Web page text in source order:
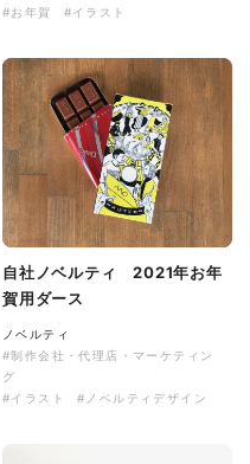
#お年賀
#イラスト
自社ノベルティ 2021年お年
賀用ダース
ノベルティ
#制作会社・代理店・マーケティン
グ
#イラスト
#ノベルティデザイン